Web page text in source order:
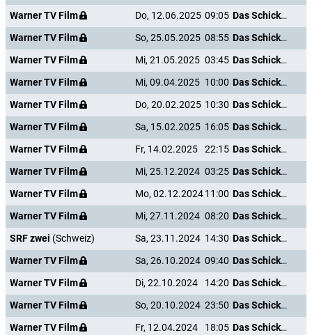
Warner TV Film
Do, 12.06.2025 09:05
Das Schicksal ist ein mieser Verräter
Warner TV Film
So, 25.05.2025 08:55
Das Schicksal ist ein mieser Verräter
Warner TV Film
Mi, 21.05.2025 03:45
Das Schicksal ist ein mieser Verräter
Warner TV Film
Mi, 09.04.2025 10:00
Das Schicksal ist ein mieser Verräter
Warner TV Film
Do, 20.02.2025 10:30
Das Schicksal ist ein mieser Verräter
Warner TV Film
Sa, 15.02.2025 16:05
Das Schicksal ist ein mieser Verräter
Warner TV Film
Fr, 14.02.2025 22:15
Das Schicksal ist ein mieser Verräter
Warner TV Film
Mi, 25.12.2024 03:25
Das Schicksal ist ein mieser Verräter
Warner TV Film
Mo, 02.12.202411:00
Das Schicksal ist ein mieser Verräter
Warner TV Film
Mi, 27.11.2024 08:20
Das Schicksal ist ein mieser Verräter
SRF zwei (Schweiz) Sa, 23.11.2024 14:30
Das Schicksal ist ein mieser Verräter
Warner TV Film
Sa, 26.10.2024 09:40
Das Schicksal ist ein mieser Verräter
Warner TV Film
Di, 22.10.2024 14:20
Das Schicksal ist ein mieser Verräter
Warner TV Film
So, 20.10.2024 23:50
Das Schicksal ist ein mieser Verräter
Warner TV Film
Fr, 12.04.2024 18:05 Das Schicksal ist ein mieser Verräter